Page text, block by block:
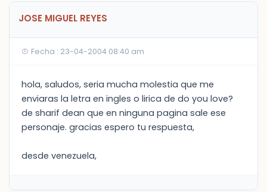
JOSE MIGUEL REYES
Fecha : 23-04-2004 08:40 am
hola, saludos, seria mucha molestia que me
enviaras la letra en ingles o lirica de do you love?
de sharif dean que en ninguna pagina sale ese
personaje. gracias espero tu respuesta,
desde venezuela,